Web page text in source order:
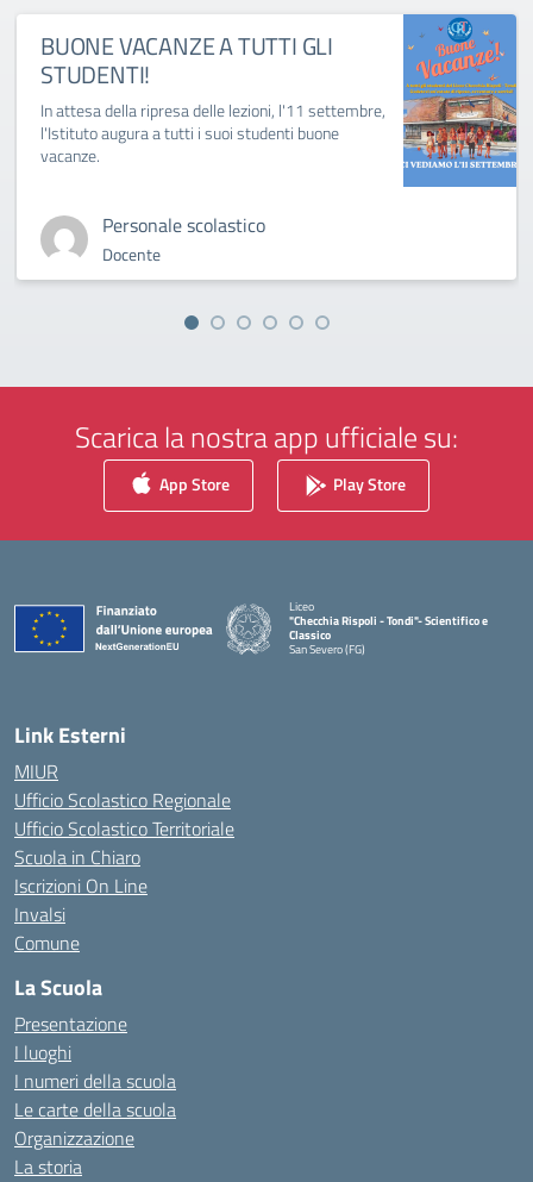
BUONE VACANZE A TUTTI GLI
STUDENTI!
In attesa della ripresa delle lezioni, l'11 settembre,
l'Istituto augura a tutti i suoi studenti buone
vacanze.
Personale scolastico
Docente
Scarica la nostra app ufficiale su:
App Store Play Store
Liceo
"Checchia Rispoli - Tondi"- Scientifico e
Classico
San Severo (FG)
Link Esterni
MIUR
Ufficio Scolastico Regionale
Ufficio Scolastico Territoriale
Scuola in Chiaro
Iscrizioni On Line
Invalsi
Comune
La Scuola
Presentazione
I luoghi
I numeri della scuola
Le carte della scuola
Organizzazione
La storia